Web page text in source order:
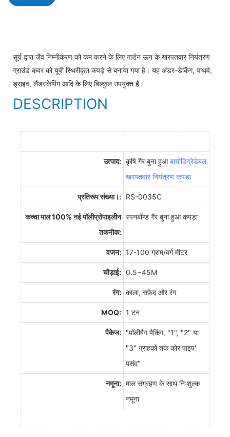
सूर्य द्वारा जैव निम्नीकरण को कम करने के लिए गार्डन ऊन के खरपतवार नियंत्रण
ग्राउंड कवर को यूवी स्थिरीकृत कपड़े से बनाया गया है। यह अंडर-डेकिंग, पाथवे,
ड्राइव, लैंडस्केपिंग आदि के लिए बिल्कुल उपयुक्त है।
DESCRIPTION
उत्पाद: कृषि गैर बुना हुआबायोडिग्रेडेबल
खरपतवार नियंत्रण कपड़ा
प्रतिरूप संख्या।: RS-0035C
कच्चा माल 100% नई पॉलीप्रोपाइलीन
तकनीक:
स्पनबॉन्ड गैर बुना हुआ कपड़ा
वजन: 17-100 ग्राम/वर्ग मीटर
चौड़ाई: 0.5~45M
रंग: काला, सफ़ेद और रंग
MOQ: 1 टन
पैकेज: "पॉलीबैग पैकिंग, "1", "2" या
"3" ग्राहकों तक कोर पाइप'
पसंद"
नमूना: माल संग्रहण के साथ निःशुल्क
नमूना